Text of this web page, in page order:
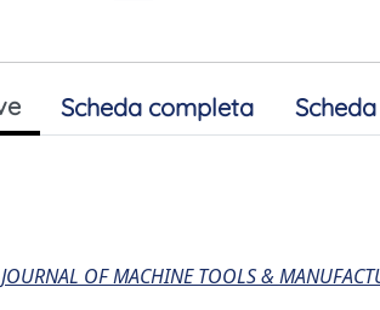
Scheda completa
OF MACHINE TOOLS &